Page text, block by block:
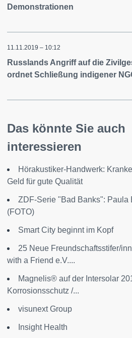
Demonstrationen
11.11.2019 – 10:12
Russlands Angriff auf die
ordnet Schließung indigener
Das könnte Sie auch
interessieren
Hörakustiker-Handwerk:
Geld für gute Qualität
ZDF-Serie "Bad Banks": Paula
(FOTO)
Smart City beginnt im Kopf
25 Neue Freundschaftsstifer/
with a Friend e.V....
Magnelis® auf der Intersolar
Korrosionsschutz /...
visunext Group
Insight Health